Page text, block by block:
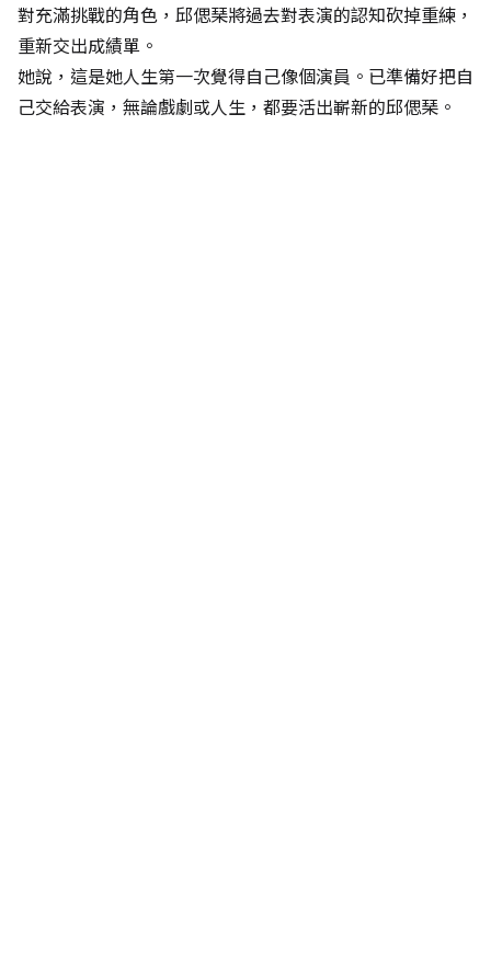
對充滿挑戰的角色，邱偲琹將過去對表演的認知砍掉重練，
重新交出成績單。
她說，這是她人生第一次覺得自己像個演員。已準備好把自
己交給表演，無論戲劇或人生，都要活出嶄新的邱偲琹。